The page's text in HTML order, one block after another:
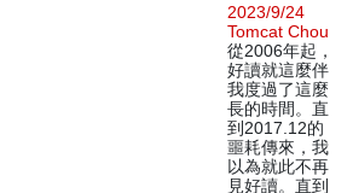
2023/9/24
Tomcat Chou
從2006年起，
好讀就這麼伴
我度過了這麼
長的時間。直
到2017.12的
噩耗傳來，我
以為就此不再
見好讀。直到